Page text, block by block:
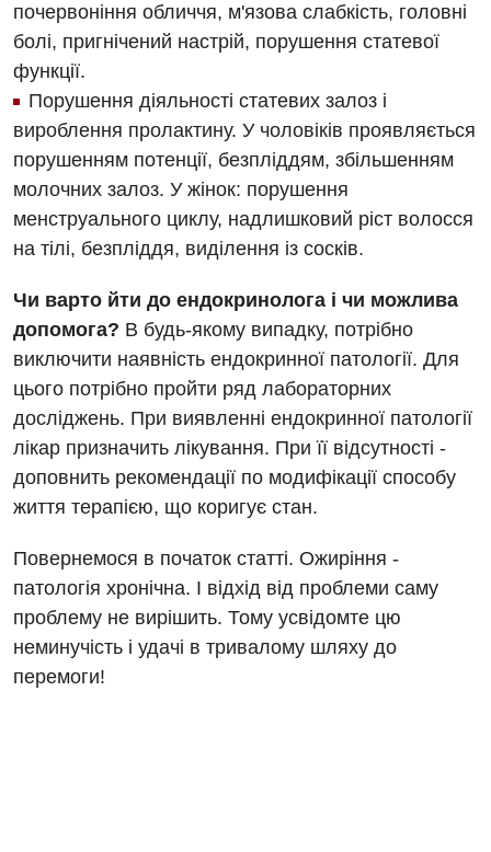
почервоніння обличчя, м'язова слабкість, головні
болі, пригнічений настрій, порушення статевої
функції.
Порушення діяльності статевих залоз і
вироблення пролактину. У чоловіків проявляється
порушенням потенції, безпліддям, збільшенням
молочних залоз. У жінок: порушення
менструального циклу, надлишковий ріст волосся
на тілі, безпліддя, виділення із сосків.
Чи варто йти до ендокринолога і чи можлива
допомога? В будь-якому випадку, потрібно
виключити наявність ендокринної патології. Для
цього потрібно пройти ряд лабораторних
досліджень. При виявленні ендокринної патології
лікар призначить лікування. При її відсутності -
доповнить рекомендації по модифікації способу
життя терапією, що коригує стан.
Повернемося в початок статті. Ожиріння -
патологія хронічна. І відхід від проблеми саму
проблему не вирішить. Тому усвідомте цю
неминучість і удачі в тривалому шляху до
перемоги!